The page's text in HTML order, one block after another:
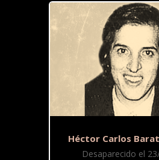
Héctor Carlos
Desaparecido el